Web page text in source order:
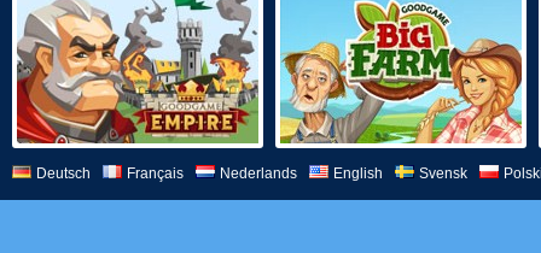
Deutsch Français Nederlands English Svensk